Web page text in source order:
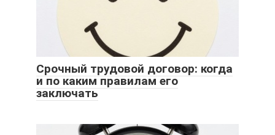
Срочный трудовой договор: когда
и по каким правилам его
заключать